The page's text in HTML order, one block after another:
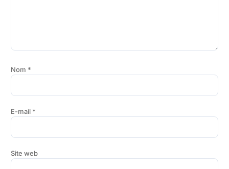
Nom *
E-mail *
Site web